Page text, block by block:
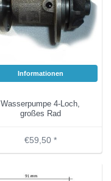
Informationen
Wasserpumpe 4-Loch,
großes Rad
€59,50 *